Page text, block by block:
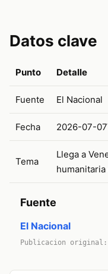
Datos clave
Punto Detalle
Fuente El Nacional
Fecha 2026-07-
Tema
Llega a
Fuente
El Nacional
Publicacion original: